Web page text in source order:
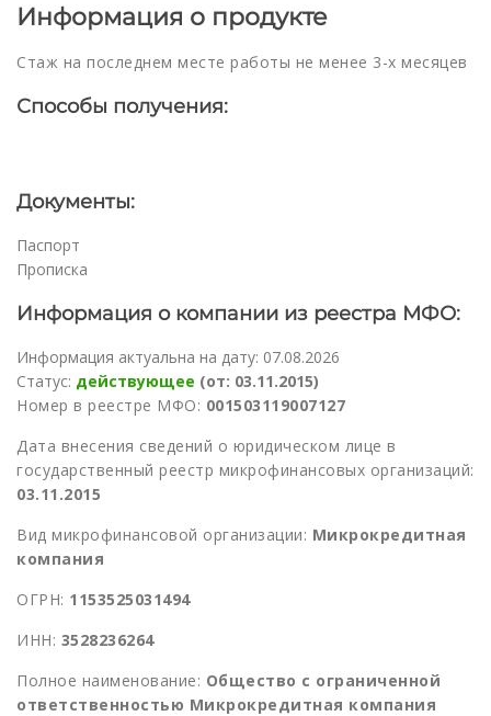
Информация о продукте
Стаж на последнем месте работы не менее 3-х месяцев
Способы получения:
Документы:
Паспорт
Прописка
Информация о компании из реестра МФО:
Информация актуальна на дату: 07.08.2026
Статус: действующее (от: 03.11.2015)
Номер в реестре МФО: 001503119007127
Дата внесения сведений о юридическом лице в
государственный реестр микрофинансовых организаций:
03.11.2015
Вид микрофинансовой организации: Микрокредитная
компания
ОГРН: 1153525031494
ИНН: 3528236264
Полное наименование: Общество с ограниченной
ответственностью Микрокредитная компания